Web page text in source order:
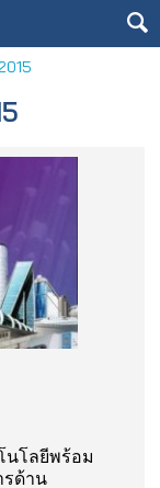
นโลยีพร้อม
รด้าน